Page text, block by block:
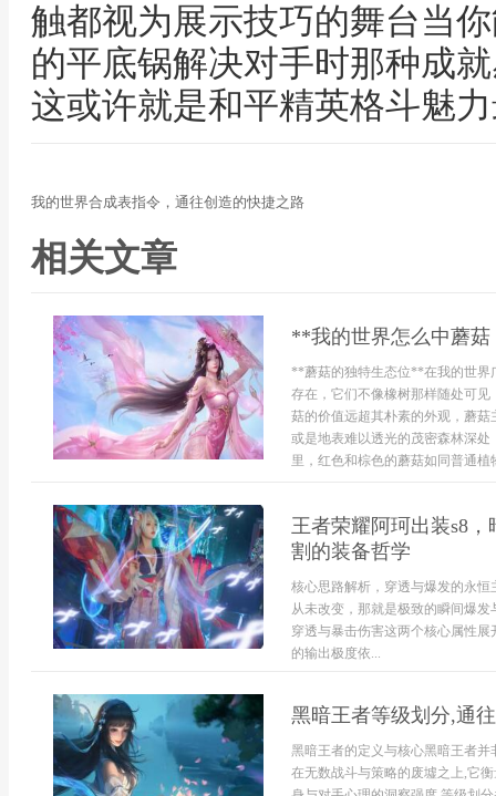
触都视为展示技巧的舞台当
的平底锅解决对手时那种成
这或许就是和平精英格斗魅
我的世界合成表指令，通往创造的快捷之路
相关文章
**我的世界怎么中蘑
**蘑菇的独特生态位**在我的世界
存在，它们不像橡树那样随处可
菇的价值远超其朴素的外观，蘑
或是地表难以透光的茂密森林深
里，红色和棕色的蘑菇如同普通植
王者荣耀阿珂出装s8
割的装备哲学
核心思路解析，穿透与爆发的永
从未改变，那就是极致的瞬间爆
穿透与暴击伤害这两个核心属性
的输出极度依...
黑暗王者等级划分,通
黑暗王者的定义与核心黑暗王者
在无数战斗与策略的废墟之上,它